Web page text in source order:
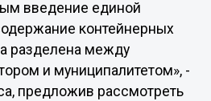
введение единой
контейнерных
разделена между
и муниципалитетом», -
предложив рассмотреть